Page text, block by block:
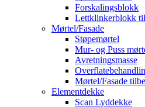
Forskalingsblokk
Lettklinkerblokk
Mørtel/Fasade
Støpemørtel
Mur- og Puss
Avretningsmasse
Mørtel/Fasade
Elementdekke
Scan Lyddekke